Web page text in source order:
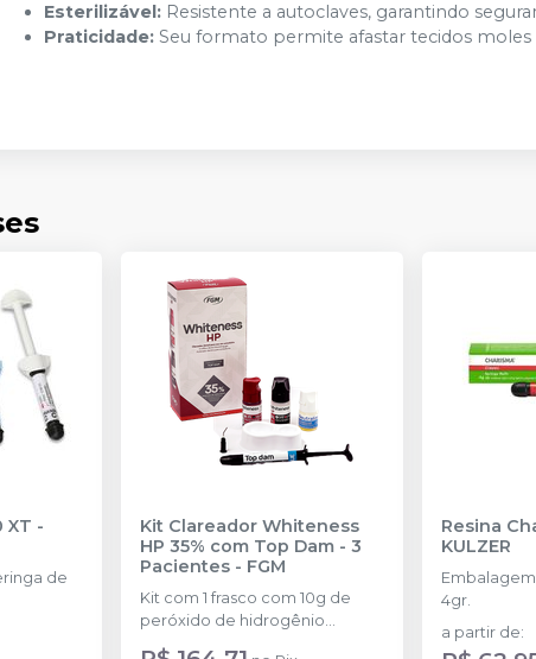
Esterilizável: Resistente a autoclaves, garantindo
Praticidade: Seu formato permite afastar tecidos moles
XT -
de
Kit Clareador Whiteness
HP 35% com Top Dam - 3
Pacientes - FGM
Kit com 1 frasco com 10g de
peróxido de hidrogênio
Resina
KULZER
4gr.
a partir de: